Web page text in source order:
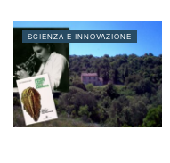
SCIENZA E INNOVAZIONE